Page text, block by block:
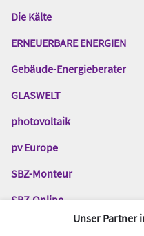
Gentner
Die Kälte
ERNEUERBARE ENERGIEN
Gebäude-Energieberater
GLASWELT
photovoltaik
pv Europe
SBZ-Monteur
SBZ-Online
TGA-Fachplaner
Unser Partner